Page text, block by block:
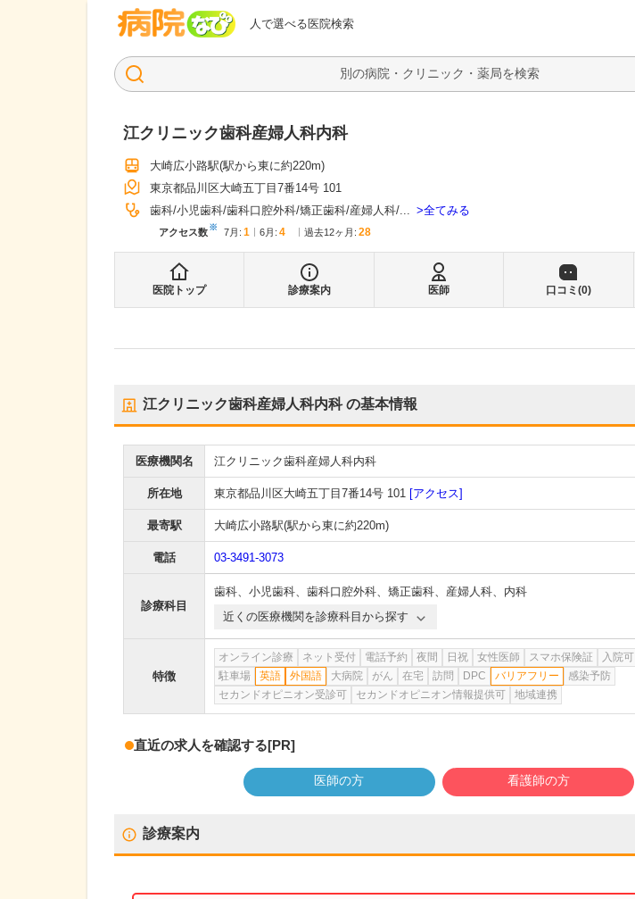
人で選べる医院検索
病院なび
検索
江クリニック歯科産婦人科内科
大崎広小路駅(駅から東に約220m)
東京都品川区大崎五丁目7番14号 101
歯科 小児歯科 歯科口腔外科 矯正歯科 産婦人科 ... 全てみる
アクセス数※ 7月 : 1 6月 : 4 過去12ヶ月: 28
医院トップ 診療案内 医師 口コミ(0)
江クリニック歯科産婦人科内科の基本情報
医療機関名 江クリニック歯科産婦人科内科
所在地 東京都品川区大崎五丁目7番14号 101 [アクセス]
最寄駅 大崎広小路駅(駅から東に約220m)
電話 03-3491-3073
診療科目
歯科、 小児歯科、 歯科口腔外科、 矯正歯科、 産婦人科、 内科
近くの医療機関を診療科目から探す
特徴
オンライン診療 ネット受付 電話予約 夜間 日祝 女性医師 スマホ保険証 入院可
駐車場
英語 外国語 大病院 がん 在宅 訪問 DPC バリアフリー
感染予防
セカンドオピニオン受診可
セカンドオピニオン情報提供可 地域連携
直近の求人を確認する[PR]
医師の方 看護師の方
診療案内